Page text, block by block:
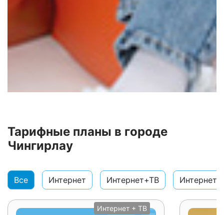
Тарифные планы в городе
Чингирлау
Все Интернет Интернет+ТВ
Интернет + ТВ